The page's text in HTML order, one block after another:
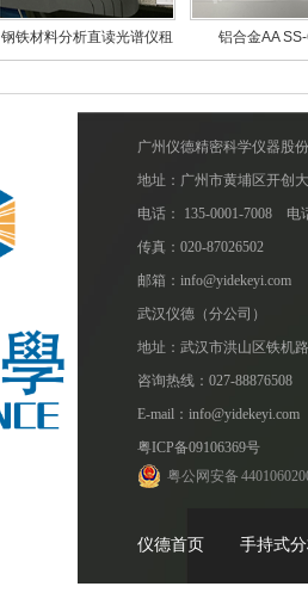
钢铁材料分析直读光谱仪租
赁 二手光谱仪买卖
铝合金AA
广州仪德精密科学仪器股
地址：广州市黄埔区开创
电话： 135-0001-7008 电
传真：020-87026502
邮箱：info@yidekeyi.com
武汉仪德（分公司）
地址：武汉市洪山区铁机
咨询热线：027-88876508
E-mail：info@yidekeyi.com
粤ICP备09106369号
粤公网安备
仪德首页 手持式